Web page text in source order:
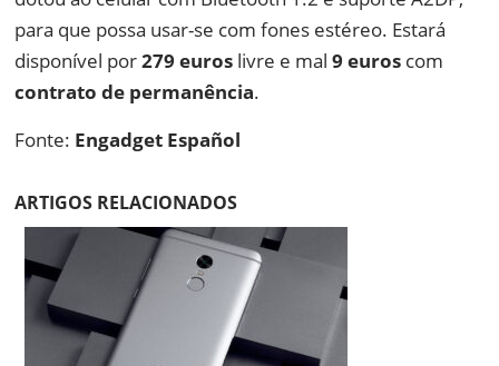
para que possa usar-se com fones estéreo. Estará
disponível por279 euros livre e mal9 euros com
contrato de permanência.
Fonte: Engadget Español
ARTIGOS RELACIONADOS